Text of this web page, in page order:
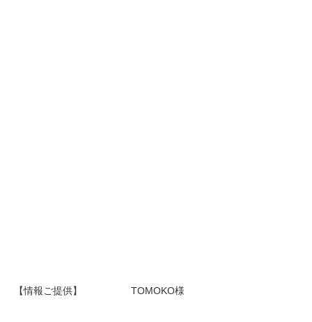
【情報ご提供】 TOMOKO様